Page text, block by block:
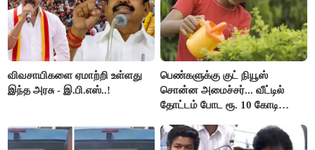
விவசாயிகளை ஏமாற்றி உள்ளது
இந்த அரசு - இ.பி.எஸ்..!
பெண்களுக்கு குட் நியூஸ்
சொன்ன அமைச்சர்... வீட்டில்
தோட்டம் போட ரூ. 10 கோடி